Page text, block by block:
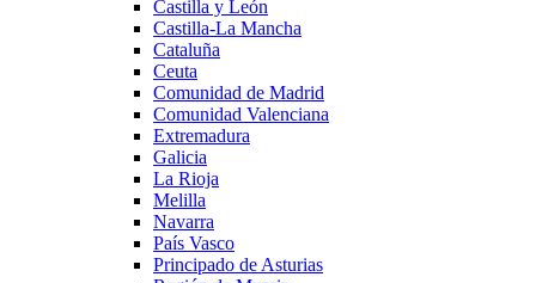
Castilla y León
Castilla-La Mancha
Cataluña
Ceuta
Comunidad de Madrid
Comunidad Valenciana
Extremadura
Galicia
La Rioja
Melilla
Navarra
País Vasco
Principado de Asturias